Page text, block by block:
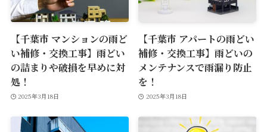
【千葉市 マンションの雨ど
い補修・交換工事】雨どい
の詰まりや破損を早めに対
処！
2025年3月18日
【千葉市 アパートの雨どい
補修・交換工事】雨どいの
メンテナンスで雨漏り防止
を！
2025年3月18日